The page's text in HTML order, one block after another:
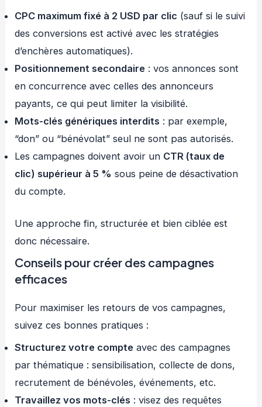
CPC maximum fixé à 2 USD par clic (sauf si le suivi
des conversions est activé avec les stratégies
d’enchères automatiques).
Positionnement secondaire : vos annonces sont
en concurrence avec celles des annonceurs
payants, ce qui peut limiter la visibilité.
Mots-clés génériques interdits : par exemple,
“don” ou “bénévolat” seul ne sont pas autorisés.
Les campagnes doivent avoir un CTR (taux de
clic) supérieur à 5 % sous peine de désactivation
du compte.
Une approche fin, structurée et bien ciblée est
donc nécessaire.
Conseils pour créer des campagnes
efficaces
Pour maximiser les retours de vos campagnes,
suivez ces bonnes pratiques :
Structurez votre compte avec des campagnes
par thématique : sensibilisation, collecte de dons,
recrutement de bénévoles, événements, etc.
Travaillez vos mots-clés : visez des requêtes